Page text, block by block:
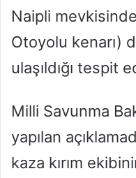
Naipli
Otoyolu kenarı)
ulaşıldığı tespit
Milli Savunma
yapılan
kaza kırım